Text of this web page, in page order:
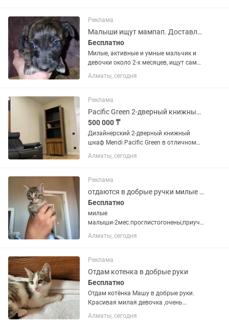
Реклама
Малыши ищут мампап. Доставлю.
Бесплатно
Милые, активные и умные мальчик и
девочки около 2-х месяцев, ищут самые
добрые и заботливые ручки. Будут
маленького роста.
Алматы, сегодня
Реклама
Pacific Green 2-дверный книжный шкаф коллекция Mendi / Vintage
500 000 ₸
Дизайнерский 2-дверный книжный
шкаф Mendi Pacific Green в отличном
состоянии / коллекционный предмет
интерьера Retail от 3500$ Размер
Коллекция: MENDI...
Алматы, сегодня
Реклама
отдаются в добрые ручки милые мальчики-2мес
Бесплатно
милые
малыши-2мес.проглистогонены,приуче
ны к лотку.игривые,ласковые. Кенсай
пишите на ,звоните.на сообщения не
Алматы, сегодня
Реклама
Отдам котенка в добрые руки
Бесплатно
Отдам котёнка Машу в добрые руки.
Красивая милая девочка ,очень
ласковая, спокойная. Любит сидеть на
ручках. Ходит в лоточек. Характер
Алматы, сегодня